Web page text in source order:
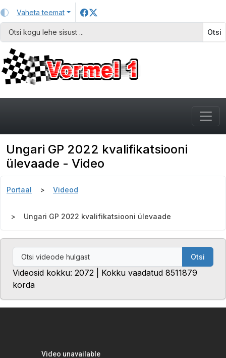
Vaheta teemat
Otsi
Ungari GP 2022 kvalifikatsiooni
ülevaade - Video
Portaal Videod
Ungari GP 2022 kvalifikatsiooni ülevaade
Otsi
Videosid kokku: 2072 | Kokku vaadatud 8511879
korda